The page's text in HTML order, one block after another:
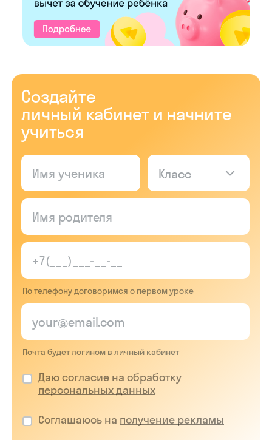
Создайте
личный кабинет и начните
учиться
Класс
По телефону договоримся о первом уроке
Почта будет логином в личный кабинет
Даю согласие на обработку
персональных данных
Соглашаюсь на получение рекламы